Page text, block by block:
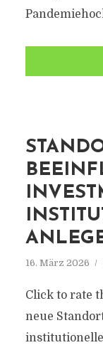
16. März 2026
Click to rate
neue